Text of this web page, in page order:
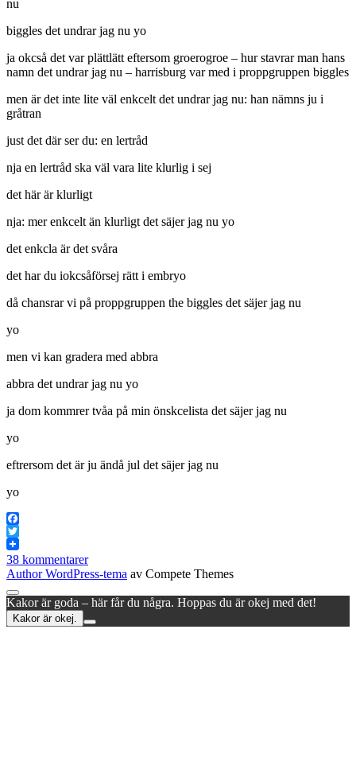
nu
biggles det undrar jag nu yo
ja okcså det var plättlätt eftersom groerogroe – hur stavrar man hans
namn det undrar jag nu – harrisburg var med i proppgruppen biggles
men är det inte lite väl enkcelt det undrar jag nu: han nämns ju i
gråtran
just det där ser du: en lertråd
nja en lertråd ska väl vara lite klurlig i sej
det här är klurligt
nja: mer enkcelt än klurligt det säjer jag nu yo
det enkcla är det svåra
det har du iokcsåförsej rätt i embryo
då chansrar vi på proppgruppen the biggles det säjer jag nu
yo
men vi kan gradera med abbra
abbra det undrar jag nu yo
ja dom kommrer tvåa på min önskcelista det säjer jag nu
yo
eftrersom det är ju ändå jul det säjer jag nu
yo
Facebook
Twitter
38 kommentarer
Author WordPress-tema av Compete Themes
Rulla
till
toppen
Kakor är goda – här får du några. Hoppas du är okej med det!
Kakor är okej.